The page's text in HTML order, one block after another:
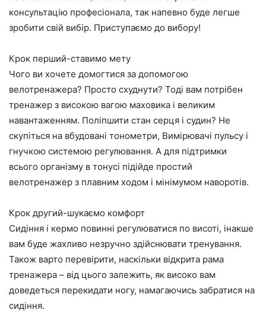
консультацію професіонала, так напевно буде легше
зробити свій вибір. Приступаємо до вибору!
Крок перший-ставимо мету
Чого ви хочете домогтися за допомогою
велотренажера? Просто схуднути? Тоді вам потрібен
тренажер з високою вагою маховика і великим
навантаженням. Поліпшити стан серця і судин? Не
скупіться на вбудовані тонометри, Вимірювачі пульсу і
гнучкою системою регулювання. А для підтримки
всього організму в тонусі підійде простий
велотренажер з плавним ходом і мінімумом наворотів.
Крок другий-шукаємо комфорт
Сидіння і кермо повинні регулюватися по висоті, інакше
вам буде жахливо незручно здійснювати тренування.
Також варто перевірити, наскільки відкрита рама
тренажера – від цього залежить, як високо вам
доведеться перекидати ногу, намагаючись забратися на
сидіння.